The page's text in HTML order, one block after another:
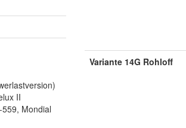
II
Mondial
Variante 14G Rohloff